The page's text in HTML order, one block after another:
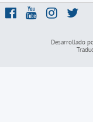
Desarrollado